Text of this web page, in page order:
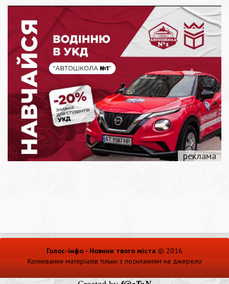
Голос-інфо - Новини твого міста © 2016
Копіювання матеріалів тільки з посиланням на джерело